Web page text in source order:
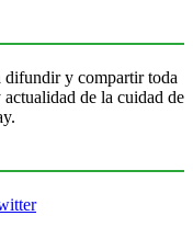
difundir y compartir toda
de la cuidad de